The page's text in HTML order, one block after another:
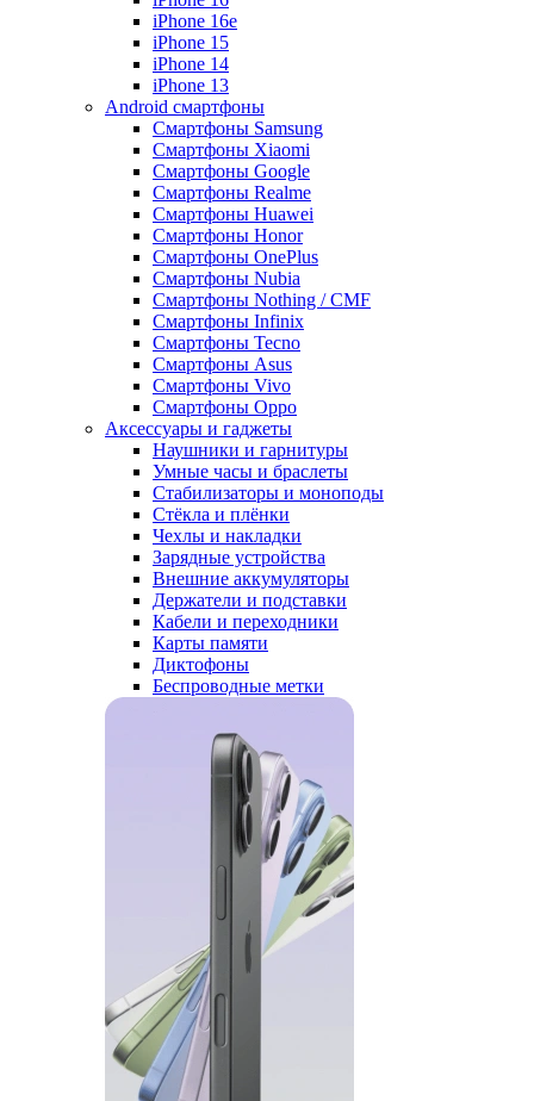
iPhone 16e
iPhone 15
iPhone 14
iPhone 13
Android cмартфоны
Смартфоны Samsung
Смартфоны Xiaomi
Смартфоны Google
Смартфоны Realme
Смартфоны Huawei
Смартфоны Honor
Смартфоны OnePlus
Смартфоны Nubia
Смартфоны Nothing / CMF
Смартфоны Infinix
Смартфоны Tecno
Смартфоны Asus
Смартфоны Vivo
Смартфоны Oppo
Аксессуары и гаджеты
Наушники и гарнитуры
Умные часы и браслеты
Стабилизаторы и моноподы
Стёкла и плёнки
Чехлы и накладки
Зарядные устройства
Внешние аккумуляторы
Держатели и подставки
Кабели и переходники
Карты памяти
Диктофоны
Беспроводные метки